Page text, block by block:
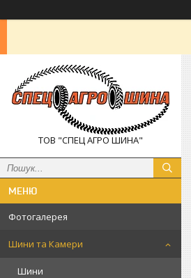
ТОВ "СПЕЦ АГРО ШИНА"
Фотогалерея
Шини та Камери
Шини